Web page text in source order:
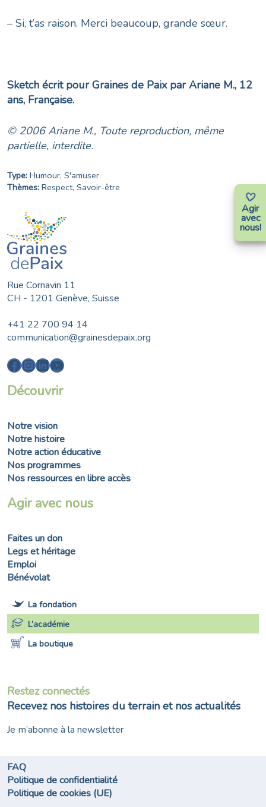
Agir
avec
nous!
– Si, t’as raison. Merci beaucoup, grande sœur.
Sketch écrit pour Graines de Paix par Ariane M., 12
ans, Française.
© 2006 Ariane M., Toute reproduction, même
partielle, interdite.
Type: Humour, S'amuser
Thèmes: Respect, Savoir-être
Rue Cornavin 11
CH - 1201 Genève, Suisse
+41 22 700 94 14
communication@grainesdepaix.org
Facebook
Instagram
LinkedIn
YouTube
Découvrir
Notre vision
Notre histoire
Notre action éducative
Nos programmes
Nos ressources en libre accès
Agir avec nous
Faites un don
Legs et héritage
Emploi
Bénévolat
La fondation
L’académie
La boutique
Restez connectés
Recevez nos histoires du terrain et nos actualités
Je m’abonne à la newsletter
FAQ
Politique de confidentialité
Politique de cookies (UE)